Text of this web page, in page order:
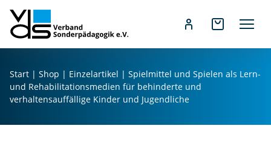
h
Start | Shop | Einzelartikel | Spielmittel und Spielen als Lern-
und Rehabilitationsmedien für behinderte und
verhaltensauffällige Kinder und Jugendliche